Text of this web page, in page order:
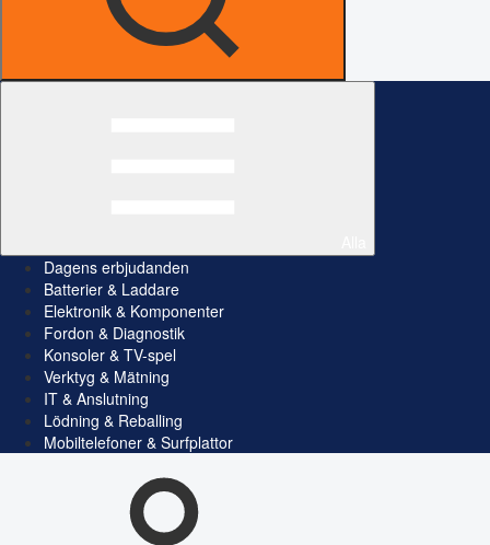
Dagens erbjudanden
Batterier & Laddare
Elektronik & Komponenter
Fordon & Diagnostik
Konsoler & TV-spel
Verktyg & Mätning
IT & Anslutning
Lödning & Reballing
Mobiltelefoner & Surfplattor